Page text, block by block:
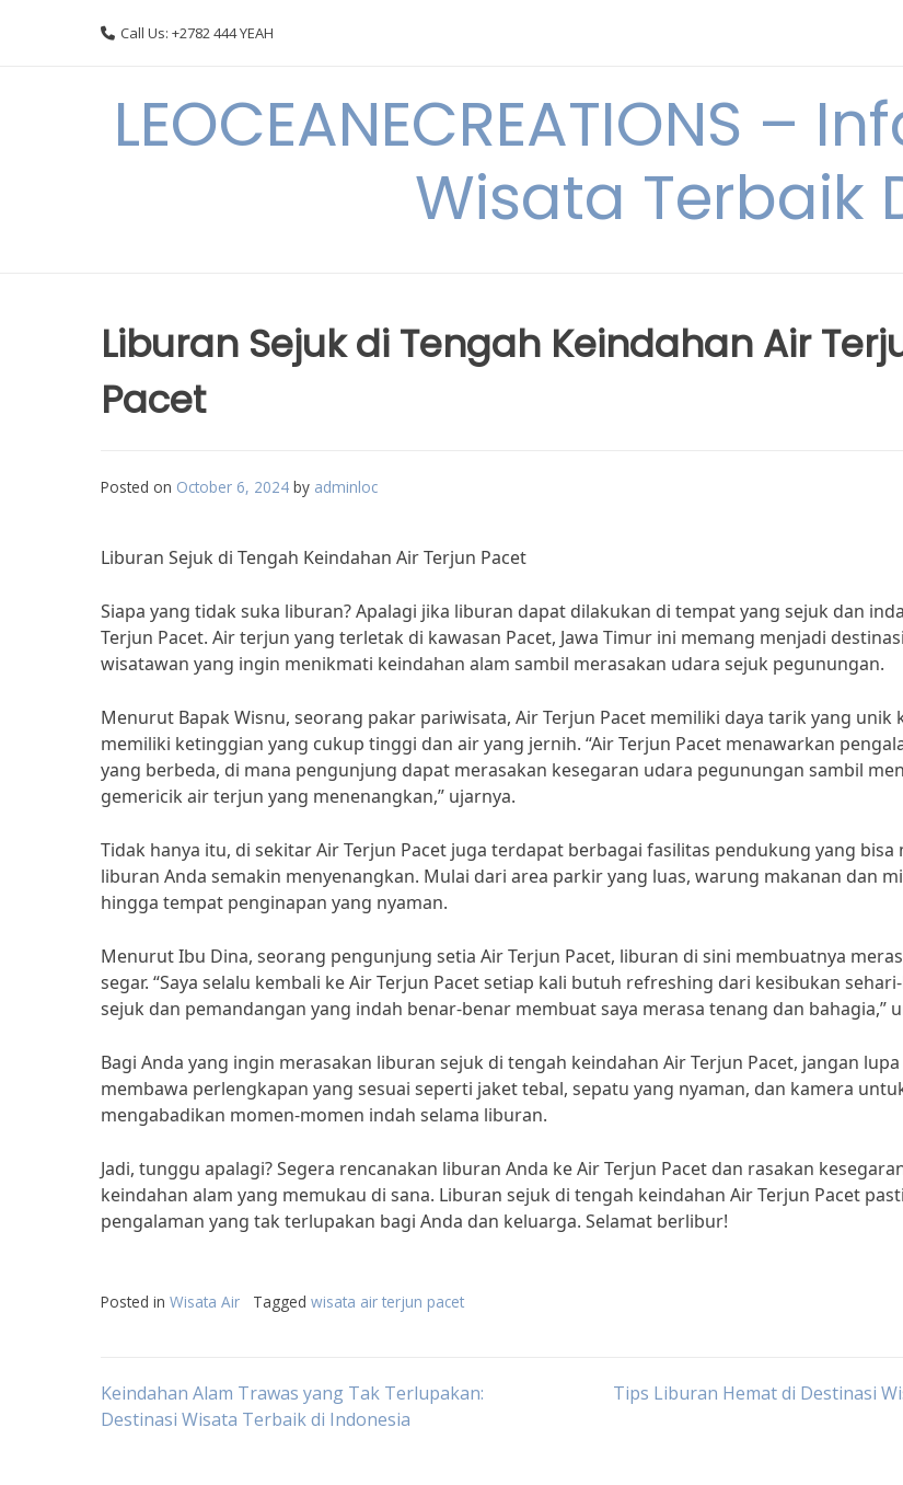
Call Us: +2782 444 YEAH
LEOCEANECREATIONS –
Wisata Terbaik
Liburan Sejuk di Tengah Keindahan Air
Pacet
Posted on October 6, 2024 by adminloc
Liburan Sejuk di Tengah Keindahan Air Terjun Pacet
Siapa yang tidak suka liburan? Apalagi jika liburan dapat dilakukan di tempat yang sejuk dan
Terjun Pacet. Air terjun yang terletak di kawasan Pacet, Jawa Timur ini memang menjadi
wisatawan yang ingin menikmati keindahan alam sambil merasakan udara sejuk pegunungan.
Menurut Bapak Wisnu, seorang pakar pariwisata, Air Terjun Pacet memiliki daya tarik yang unik
memiliki ketinggian yang cukup tinggi dan air yang jernih. “Air Terjun Pacet menawarkan
yang berbeda, di mana pengunjung dapat merasakan kesegaran udara pegunungan sambil
gemericik air terjun yang menenangkan,” ujarnya.
Tidak hanya itu, di sekitar Air Terjun Pacet juga terdapat berbagai fasilitas pendukung yang bisa
liburan Anda semakin menyenangkan. Mulai dari area parkir yang luas, warung makanan dan
hingga tempat penginapan yang nyaman.
Menurut Ibu Dina, seorang pengunjung setia Air Terjun Pacet, liburan di sini membuatnya
segar. “Saya selalu kembali ke Air Terjun Pacet setiap kali butuh refreshing dari kesibukan
sejuk dan pemandangan yang indah benar-benar membuat saya merasa tenang dan bahagia,”
Bagi Anda yang ingin merasakan liburan sejuk di tengah keindahan Air Terjun Pacet, jangan
membawa perlengkapan yang sesuai seperti jaket tebal, sepatu yang nyaman, dan kamera
mengabadikan momen-momen indah selama liburan.
Jadi, tunggu apalagi? Segera rencanakan liburan Anda ke Air Terjun Pacet dan rasakan
keindahan alam yang memukau di sana. Liburan sejuk di tengah keindahan Air Terjun Pacet
pengalaman yang tak terlupakan bagi Anda dan keluarga. Selamat berlibur!
Posted in Wisata Air Tagged wisata air terjun pacet
Post
Keindahan Alam Trawas yang Tak Terlupakan:
Destinasi Wisata Terbaik di Indonesia
Tips Liburan Hemat di Destinasi